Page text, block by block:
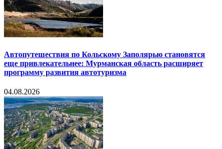
Автопутешествия по Кольскому Заполярью становятся
еще привлекательнее: Мурманская область расширяет
программу развития автотуризма
04.08.2026